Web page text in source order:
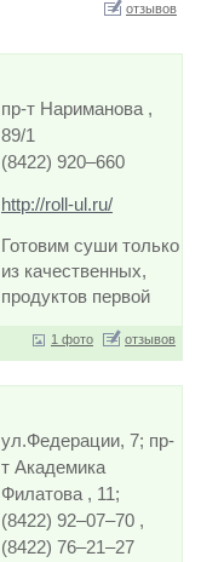
вся наша продукция
Известно, что многие
кафе и рестораны
продают разогретые
замороженные
полуфабрикаты;
Такая е…
отзывов
пр-т Нариманова ,
89/1
(8422) 920‒660
http://roll-ul.ru/
Готовим суши только
из качественных,
продуктов первой
повара приготовят
одним из лучших в
Ульяновске. Как вы
знаете, суши – это
блюдо японской
кухни,…
1 фото отзывов
ул.Федерации, 7; пр-
т Академика
Филатова , 11;
(8422) 92‒07‒70 ,
(8422) 76‒21‒27